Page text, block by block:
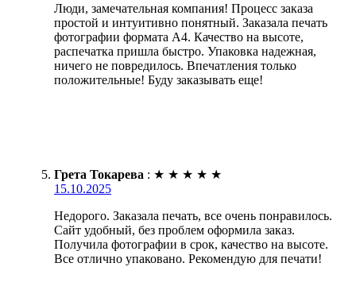
Люди, замечательная компания! Процесс заказа
простой и интуитивно понятный. Заказала печать
фотографии формата А4. Качество на высоте,
распечатка пришла быстро. Упаковка надежная,
ничего не повредилось. Впечатления только
положительные! Буду заказывать еще!
Грета Токарева : ★ ★ ★ ★ ★
15.10.2025
Недорого. Заказала печать, все очень понравилось.
Сайт удобный, без проблем оформила заказ.
Получила фотографии в срок, качество на высоте.
Все отлично упаковано. Рекомендую для печати!